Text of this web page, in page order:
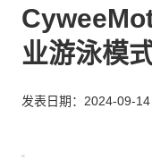
业游泳模
发表日期：2024-09-14
“